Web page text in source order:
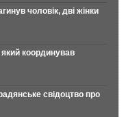
чоловік, дві жінки
координував
свідоцтво про